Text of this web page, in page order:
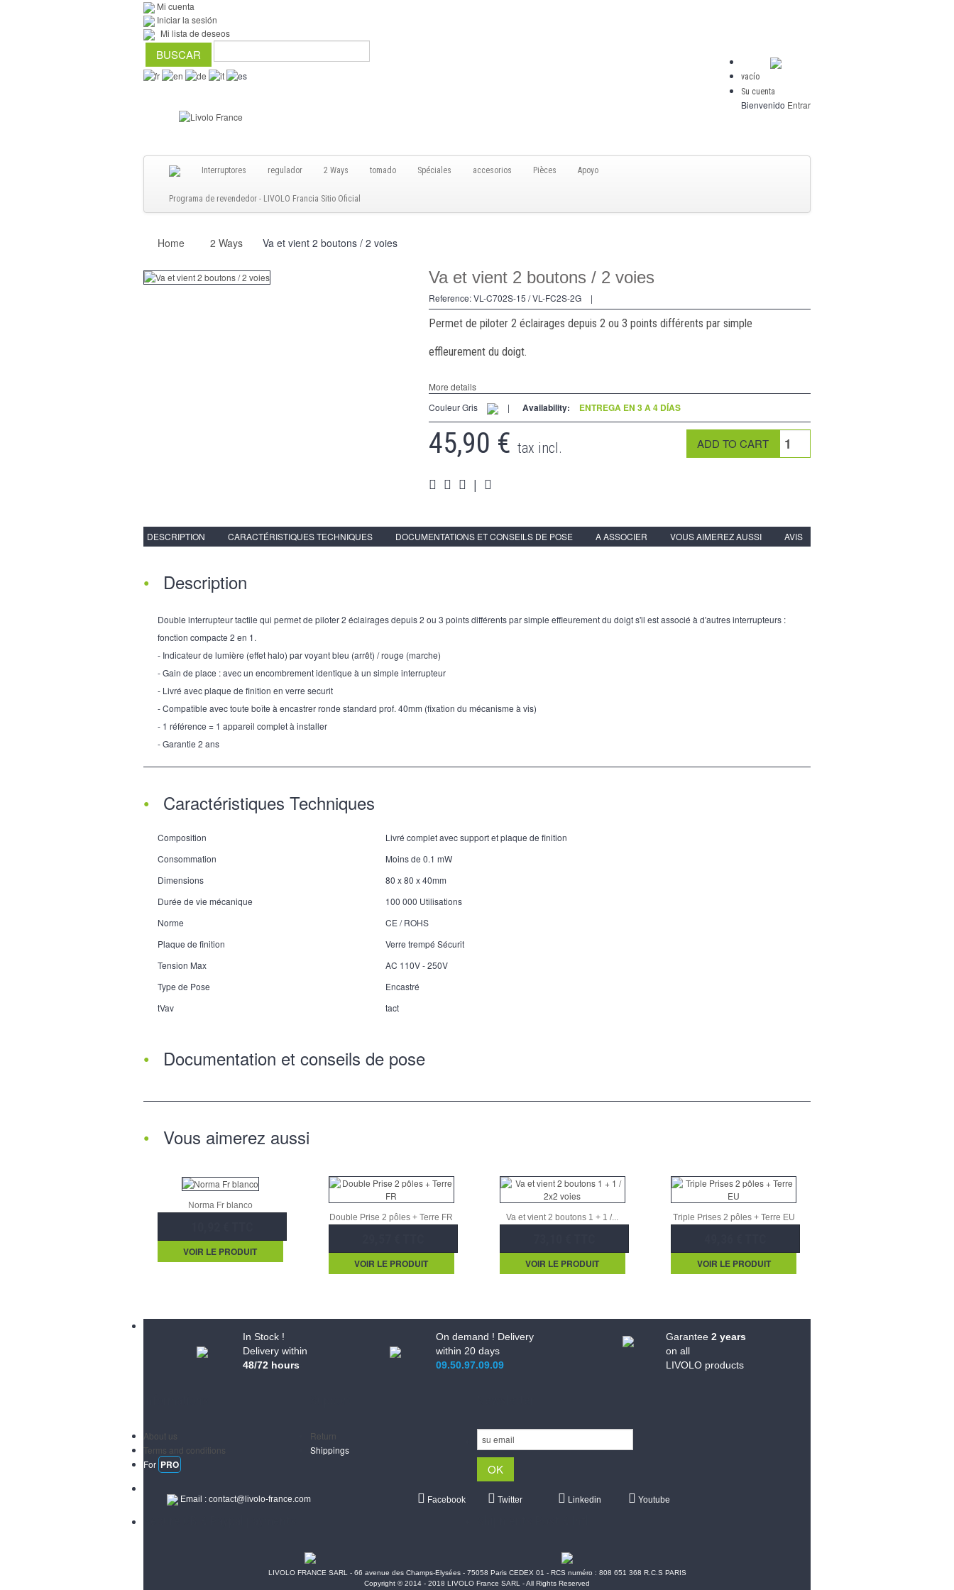
Mi cuenta
Iniciar la sesión
Mi lista de deseos
vacío
Su cuenta
Bienvenido Entrar
Interruptores regulador 2 Ways tomado Spéciales accesorios Pièces Apoyo
Programa de revendedor - LIVOLO Francia Sitio Oficial
Home 2 Ways Va et vient 2 boutons / 2 voies
Va et vient 2 boutons / 2 voies
Reference:VL-C702S-15 / VL-FC2S-2G |
Permet de piloter 2 éclairages depuis 2 ou 3 points différents par simple
effleurement du doigt.
More details
Couleur Gris
| Availability: ENTREGA EN 3 A 4 DÍAS
45,90 € tax incl.
|
DESCRIPTION CARACTÉRISTIQUES TECHNIQUES DOCUMENTATIONS ET CONSEILS DE POSE A ASSOCIER VOUS AIMEREZ AUSSI AVIS
Description
Double interrupteur tactile qui permet de piloter 2 éclairages depuis 2 ou 3 points différents par simple effleurement du doigt s'il est associé à d'autres interrupteurs :
fonction compacte 2 en 1.
- Indicateur de lumière (effet halo) par voyant bleu (arrêt) / rouge (marche)
- Gain de place : avec un encombrement identique à un simple interrupteur
- Livré avec plaque de finition en verre securit
- Compatible avec toute boîte à encastrer ronde standard prof. 40mm (fixation du mécanisme à vis)
- 1 référence = 1 appareil complet à installer
- Garantie 2 ans
Caractéristiques Techniques
Composition
Livré complet avec support et plaque de finition
Consommation
Moins de 0.1 mW
Dimensions
80 x 80 x 40mm
Durée de vie mécanique
100 000 Utilisations
Norme
CE / ROHS
Plaque de finition
Verre trempé Sécurit
Tension Max
AC 110V - 250V
Type de Pose
Encastré
tVav
tact
Documentation et conseils de pose
Vous aimerez aussi
Norma Fr blanco
VOIR LE PRODUIT
Double Prise 2 pôles + Terre FR
VOIR LE PRODUIT
Va et vient 2 boutons 1 + 1 /...
VOIR LE PRODUIT
Triple Prises 2 pôles + Terre EU
VOIR LE PRODUIT
In Stock !
Delivery within
48/72 hours
On demand ! Delivery
within 20 days
09.50.97.09.09
Garantee2 years
on all
LIVOLO products
About us
Terms and conditions
For PRO
Return
Shippings
Email :contact@livolo-france.com Facebook Twitter Linkedin Youtube
LIVOLO FRANCE SARL - 66 avenue des Champs-Elysées - 75058 Paris CEDEX 01 - RCS numéro : 808 651 368 R.C.S PARIS
Copyright © 2014 - 2018 LIVOLO France SARL - All Rights Reserved